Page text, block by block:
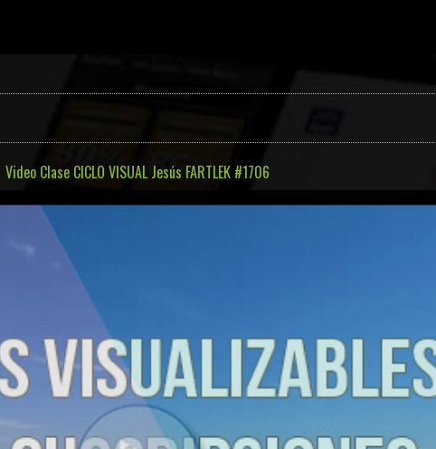
Video Clase CICLO VISUAL Jesús FARTLEK #1706